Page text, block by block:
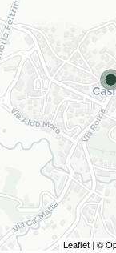
Leaflet | ©